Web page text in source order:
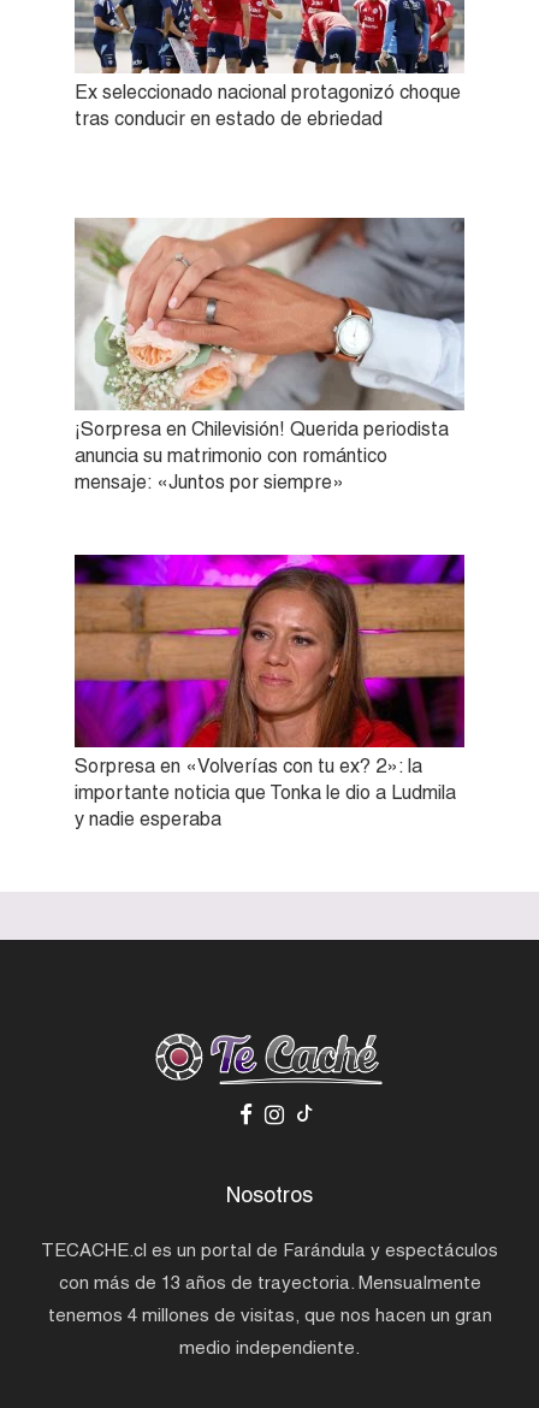
Ex seleccionado nacional protagonizó choque
tras conducir en estado de ebriedad
¡Sorpresa en Chilevisión! Querida periodista
anuncia su matrimonio con romántico
mensaje: «Juntos por siempre»
Sorpresa en «Volverías con tu ex? 2»: la
importante noticia que Tonka le dio a Ludmila
y nadie esperaba
Nosotros
TECACHE.cl es un portal de Farándula y espectáculos
con más de 13 años de trayectoria. Mensualmente
tenemos 4 millones de visitas, que nos hacen un gran
medio independiente.